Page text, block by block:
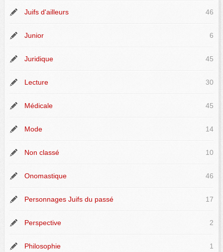
Juifs d'ailleurs 46
Junior 6
Juridique 45
Lecture 30
Médicale 45
Mode 14
Non classé 10
Onomastique 46
Personnages Juifs du passé 17
Perspective 2
Philosophie 1